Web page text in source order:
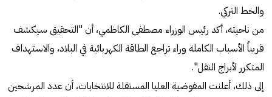
والخط التركي.
من ناحيته، أكد رئيس الوزراء مصطفى الكاظمي، أن "التحقيق سيكشف
قريباً الأسباب الكاملة وراء تراجع الطاقة الكهربائية في البلاد، والاستهداف
المتكرر لأبراج النقل".
إلى ذلك، أعلنت المفوضية العليا المستقلة للانتخابات، أن عدد المرشحين